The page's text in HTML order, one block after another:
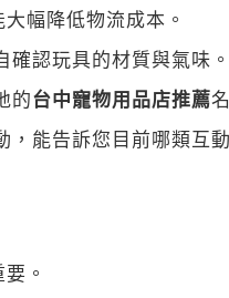
幅降低物流成本。
確認玩具的材質與氣味。
的台中寵物用品店推薦
，能告訴您目前哪類互
。